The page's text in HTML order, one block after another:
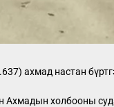
ахмад настан
Ахмадын холбооны